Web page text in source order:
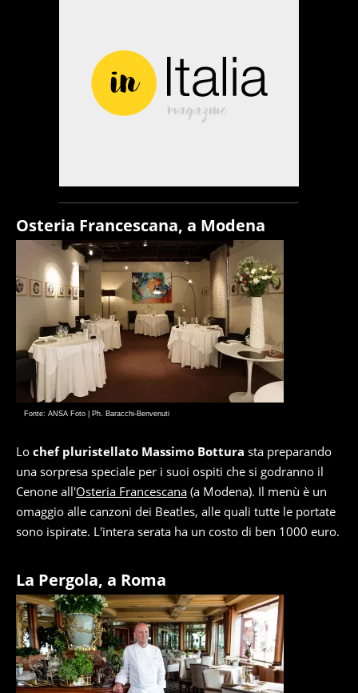
Osteria Francescana, a Modena
Fonte: ANSA Foto | Ph. Baracchi-Benvenuti
Lo chef pluristellato Massimo Bottura sta preparando
una sorpresa speciale per i suoi ospiti che si godranno il
Cenone all'Osteria Francescana (a Modena). Il menù è un
omaggio alle canzoni dei Beatles, alle quali tutte le portate
sono ispirate. L'intera serata ha un costo di ben 1000 euro.
La Pergola, a Roma